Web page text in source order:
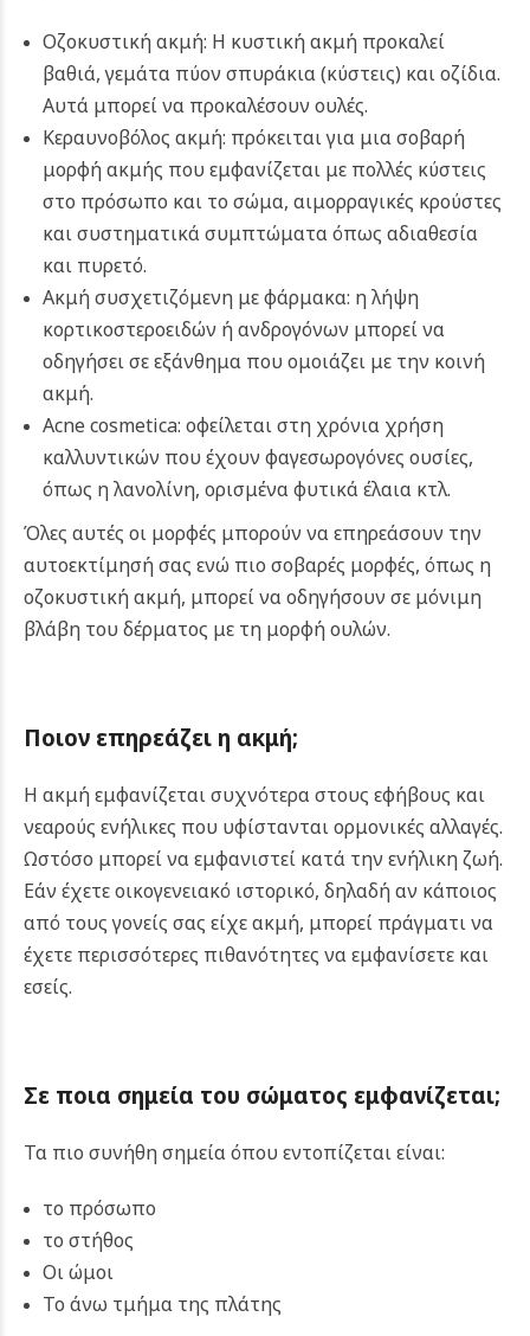
Οζοκυστική ακμή: Η κυστική ακμή προκαλεί
βαθιά, γεμάτα πύον σπυράκια (κύστεις) και οζίδια.
Αυτά μπορεί να προκαλέσουν ουλές.
Κεραυνοβόλος ακμή: πρόκειται για μια σοβαρή
μορφή ακμής που εμφανίζεται με πολλές κύστεις
στο πρόσωπο και το σώμα, αιμορραγικές κρούστες
και συστηματικά συμπτώματα όπως αδιαθεσία
και πυρετό.
Ακμή συσχετιζόμενη με φάρμακα: η λήψη
κορτικοστεροειδών ή ανδρογόνων μπορεί να
οδηγήσει σε εξάνθημα που ομοιάζει με την κοινή
ακμή.
Acne cosmetica: οφείλεται στη χρόνια χρήση
καλλυντικών που έχουν φαγεσωρογόνες ουσίες,
όπως η λανολίνη, ορισμένα φυτικά έλαια κτλ.
Όλες αυτές οι μορφές μπορούν να επηρεάσουν την
αυτοεκτίμησή σας ενώ πιο σοβαρές μορφές, όπως η
οζοκυστική ακμή, μπορεί να οδηγήσουν σε μόνιμη
βλάβη του δέρματος με τη μορφή ουλών.
Ποιον επηρεάζει η ακμή;
Η ακμή εμφανίζεται συχνότερα στους εφήβους και
νεαρούς ενήλικες που υφίστανται ορμονικές αλλαγές.
Ωστόσο μπορεί να εμφανιστεί κατά την ενήλικη ζωή.
Εάν έχετε οικογενειακό ιστορικό, δηλαδή αν κάποιος
από τους γονείς σας είχε ακμή, μπορεί πράγματι να
έχετε περισσότερες πιθανότητες να εμφανίσετε και
εσείς.
Σε ποια σημεία του σώματος εμφανίζεται;
Τα πιο συνήθη σημεία όπου εντοπίζεται είναι:
το πρόσωπο
το στήθος
Οι ώμοι
Το άνω τμήμα της πλάτης